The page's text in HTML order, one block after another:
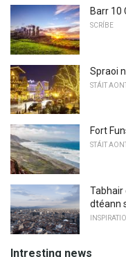
Barr 10
SCRÍBE
Spraoi
STÁIT
Fort
STÁIT
Tabhair
dtéann
Intresting news